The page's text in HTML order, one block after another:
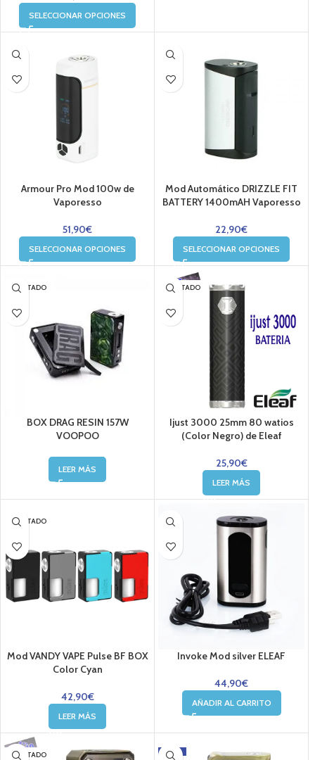
SELECCIONAR OPCIONES
Armour Pro Mod 100w de
Vaporesso
51,90€
SELECCIONAR OPCIONES
Mod Automático DRIZZLE FIT
BATTERY 1400mAH Vaporesso
22,90€
SELECCIONAR OPCIONES
AGOTADO
BOX DRAG RESIN 157W
VOOPOO
LEER MÁS
AGOTADO
Ijust 3000 25mm 80 watios
(Color Negro) de Eleaf
25,90€
LEER MÁS
AGOTADO
Mod VANDY VAPE Pulse BF BOX
Color Cyan
42,90€
LEER MÁS
Invoke Mod silver ELEAF
44,90€
AÑADIR AL CARRITO
AGOTADO
-8%